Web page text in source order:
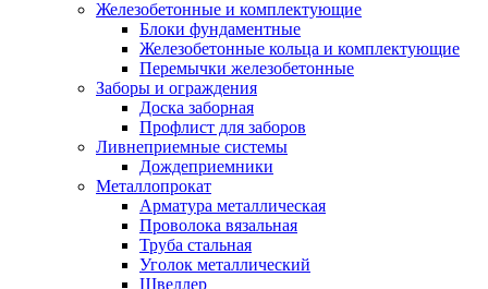
Железобетонные и комплектующие
Блоки фундаментные
Железобетонные кольца и комплектующие
Перемычки железобетонные
Заборы и ограждения
Доска заборная
Профлист для заборов
Ливнеприемные системы
Дождеприемники
Металлопрокат
Арматура металлическая
Проволока вязальная
Труба стальная
Уголок металлический
Швеллер